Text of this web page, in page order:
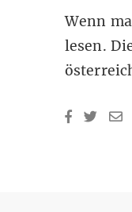
Wenn
lesen.